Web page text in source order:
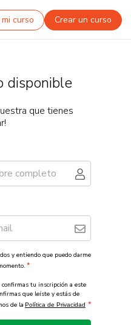
curso Crear un curso
disponible
que tienes
y entiendo que puedo darme
*
tu inscripción a este
que leíste y estás de
de la Política de Privacidad *